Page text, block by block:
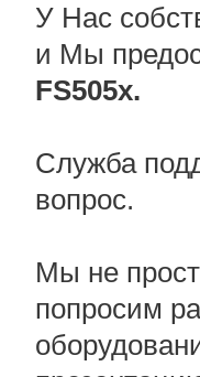
У Нас
и Мы
FS505x.
Служба
вопрос.
Мы не
попросим